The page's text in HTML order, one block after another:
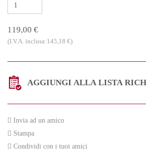
119,00 €
(I.V.A. inclusa:145,18 €)
AGGIUNGI ALLA LISTA
Invia ad un amico
Stampa
Condividi con i tuoi amici